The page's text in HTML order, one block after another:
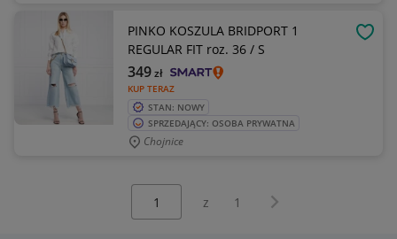
PINKO KOSZULA BRIDPORT 1
REGULAR FIT roz. 36 / S
KUP TERAZ
349zł
STAN: NOWY
SPRZEDAJĄCY: OSOBA PRYWATNA
Chojnice
z 1 Następna strona